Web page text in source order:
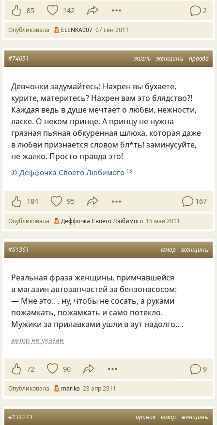
85 142 2
Опубликовала ELENKA007 07 сен 2011
жизнь женщины правда
#74651
Девчонки задумайтесь! Нахрен вы бухаете,
курите, материтесь? Нахрен вам это блядство?!
Каждая ведь в душе мечтает о любви, нежности,
ласке. О неком принце. А принцу не нужна
грязная пьяная обкуренная шлюха, которая даже
в любви признаётся словом бл*ть! заминусуйте,
не жалко. Просто правда это!
© Деффочка Своего Любимого 13
184 95 167
Опубликовала Деффочка Своего Любимого 15 мая 2011
юмор женщины
#61361
Реальная фраза женщины, примчавшейся
в магазин автозапчастей за бензонасосом:
— Мне это.. . ну, чтобы не сосать, а руками
пожамкать, пожамкать и само потекло.
Мужики за прилавками ушли в аут надолго.. .
автор не указан
72 90 9
Опубликовала marika 23 апр 2011
ирония юмор женщины
#131273